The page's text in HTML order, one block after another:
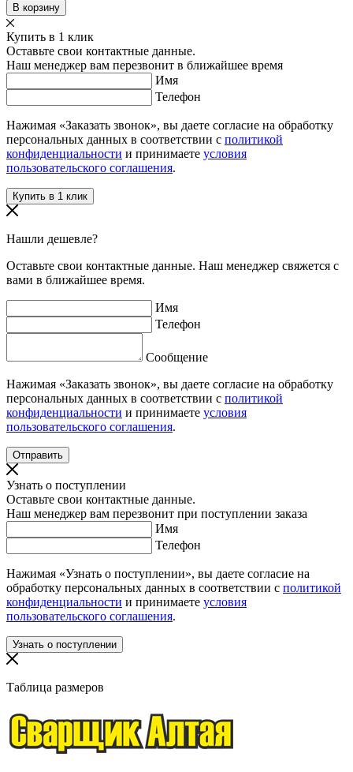
В корзину
Купить в 1 клик
Оставьте свои контактные данные.
Наш менеджер вам перезвонит в ближайшее время
Имя
Телефон
Нажимая «Заказать звонок», вы даете согласие на обработку
персональных данных в соответствии с политикой
конфиденциальности и принимаете условия
пользовательского соглашения.
Нашли дешевле?
Оставьте свои контактные данные. Наш менеджер свяжется с
вами в ближайшее время.
Имя
Телефон
Сообщение
Нажимая «Заказать звонок», вы даете согласие на обработку
персональных данных в соответствии с политикой
конфиденциальности и принимаете условия
пользовательского соглашения.
Узнать о поступлении
Оставьте свои контактные данные.
Наш менеджер вам перезвонит при поступлении заказа
Имя
Телефон
Нажимая «Узнать о поступлении», вы даете согласие на
обработку персональных данных в соответствии с политикой
конфиденциальности и принимаете условия
пользовательского соглашения.
Таблица размеров